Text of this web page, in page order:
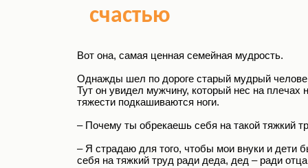
счастью
Вот она, самая ценная семейная мудрость.
Однажды шел по дороге старый мудрый
Тут он увидел мужчину, который нес на плечах
тяжести подкашиваются ноги.
– Почему ты обрекаешь себя на такой тяжкий
– Я страдаю для того, чтобы мои внуки и дети
себя на тяжкий труд ради деда, дед – ради